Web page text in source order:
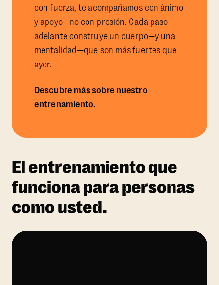
con fuerza, te acompañamos con ánimo
y apoyo—no con presión. Cada paso
adelante construye un cuerpo—y una
mentalidad—que son más fuertes que
ayer.
Descubre más sobre nuestro
entrenamiento.
El entrenamiento que
funciona para personas
como usted.